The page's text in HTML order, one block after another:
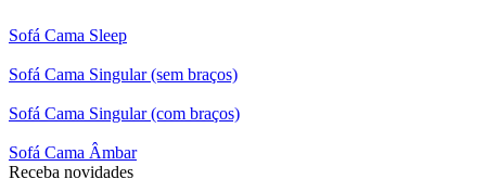
Sofá Cama Sleep
Sofá Cama Singular (sem braços)
Sofá Cama Singular (com braços)
Sofá Cama Âmbar
Receba novidades